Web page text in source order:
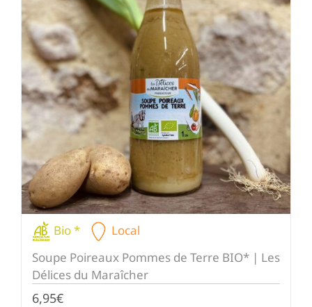
Bio *
Local
Soupe Poireaux Pommes de Terre BIO* | Les
Délices du Maraîcher
6,95€